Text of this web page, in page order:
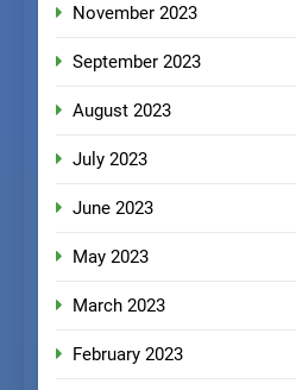
November 2023
September 2023
August 2023
July 2023
June 2023
May 2023
March 2023
February 2023